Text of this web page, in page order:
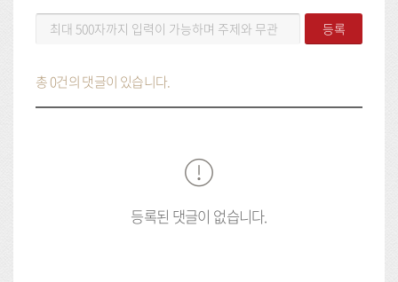
록
등록
총 0건의 댓글이 있습니다.
등록된 댓글이 없습니다.